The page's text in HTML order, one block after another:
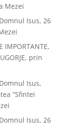
Mezei
Isus, 26
IMPORTANTE,
prin
Isus,
”Sfintei
Isus, 26